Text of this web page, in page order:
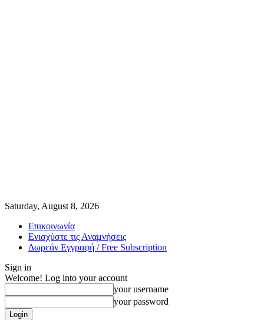
Saturday, August 8, 2026
Επικοινωνία
Ενισχύστε τις Αναμνήσεις
Δωρεάν Εγγραφή / Free Subscription
Sign in
Welcome! Log into your account
your username
your password